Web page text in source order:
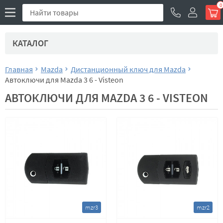
0
КАТАЛОГ
Главная Mazda
Дистанционный ключ для Mazda
Автоключи для Mazda 3 6 - Visteon
АВТОКЛЮЧИ ДЛЯ MAZDA 3 6 - VISTEON
mzr3 mzr2